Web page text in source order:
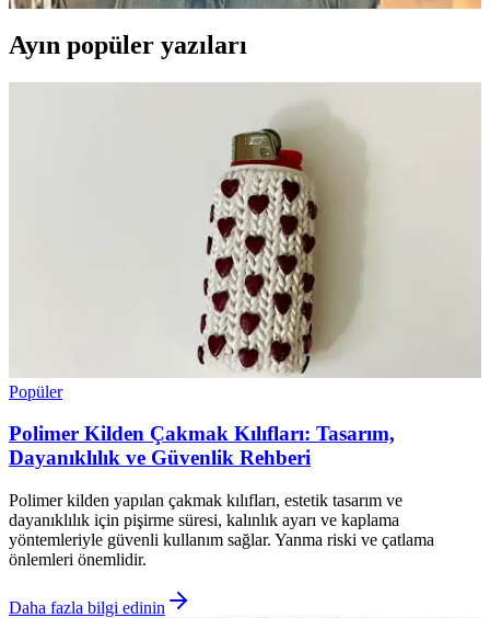
Ayın popüler yazıları
Popüler
Polimer Kilden Çakmak Kılıfları: Tasarım,
Dayanıklılık ve Güvenlik Rehberi
Polimer kilden yapılan çakmak kılıfları, estetik tasarım ve
dayanıklılık için pişirme süresi, kalınlık ayarı ve kaplama
yöntemleriyle güvenli kullanım sağlar. Yanma riski ve çatlama
önlemleri önemlidir.
Daha fazla bilgi edinin